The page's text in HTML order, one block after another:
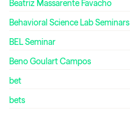
Beatriz Massarente Favacho
Behavioral Science Lab Seminars
BEL Seminar
Beno Goulart Campos
bet
bets